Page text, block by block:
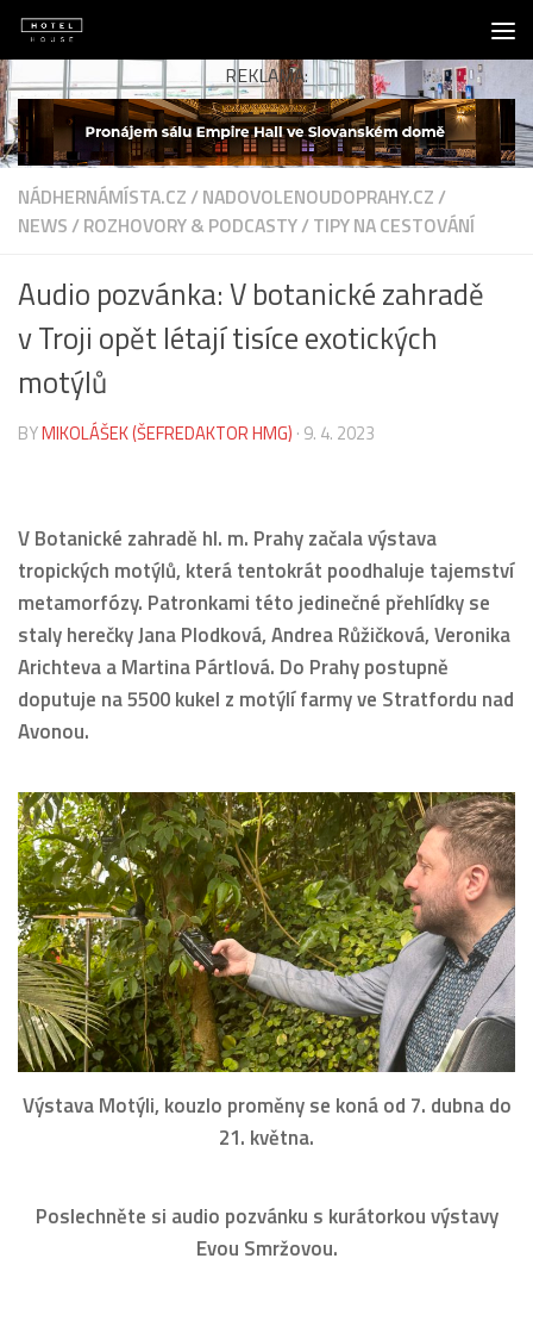
Skip to content
REKLAMA:
NÁDHERNÁMÍSTA.CZ/NADOVOLENOUDOPRAHY.CZ/
NEWS/ROZHOVORY & PODCASTY/TIPY NA CESTOVÁNÍ
Audio pozvánka: V botanické zahradě
v Troji opět létají tisíce exotických
motýlů
BYMIKOLÁŠEK (ŠEFREDAKTOR HMG) · 9. 4. 2023
V Botanické zahradě hl. m. Prahy začala výstava
tropických motýlů, která tentokrát poodhaluje tajemství
metamorfózy. Patronkami této jedinečné přehlídky se
staly herečky Jana Plodková, Andrea Růžičková, Veronika
Arichteva a Martina Pártlová. Do Prahy postupně
doputuje na 5500 kukel z motýlí farmy ve Stratfordu nad
Avonou.
Výstava Motýli, kouzlo proměny se koná od 7. dubna do
21. května.
Poslechněte si audio pozvánku s kurátorkou výstavy
Evou Smržovou.